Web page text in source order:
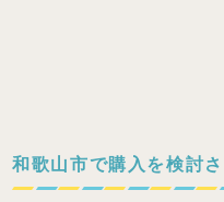
和歌山市で購入を検討